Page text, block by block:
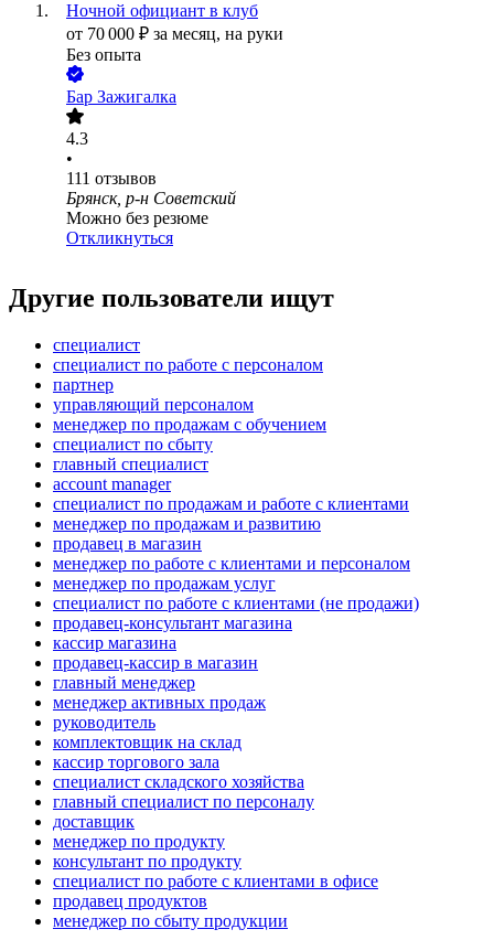
Ночной официант в клуб
от 70 000 ₽ за месяц, на руки
Без опыта
Бар Зажигалка
4.3
•
111 отзывов
Брянск, р-н Советский
Можно без резюме
Откликнуться
Другие пользователи ищут
специалист
специалист по работе с персоналом
партнер
управляющий персоналом
менеджер по продажам с обучением
специалист по сбыту
главный специалист
account manager
специалист по продажам и работе с клиентами
менеджер по продажам и развитию
продавец в магазин
менеджер по работе с клиентами и персоналом
менеджер по продажам услуг
специалист по работе с клиентами (не продажи)
продавец-консультант магазина
кассир магазина
продавец-кассир в магазин
главный менеджер
менеджер активных продаж
руководитель
комплектовщик на склад
кассир торгового зала
специалист складского хозяйства
главный специалист по персоналу
доставщик
менеджер по продукту
консультант по продукту
специалист по работе с клиентами в офисе
продавец продуктов
менеджер по сбыту продукции